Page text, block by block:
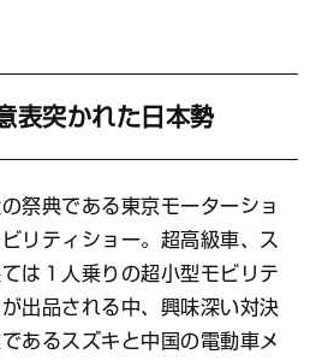
表突かれた日本勢
祭典である東京モーターショ
リティショー。超高級車、ス
は１人乗りの超小型モビリテ
出品される中、興味深い対決
あるスズキと中国の電動車メ